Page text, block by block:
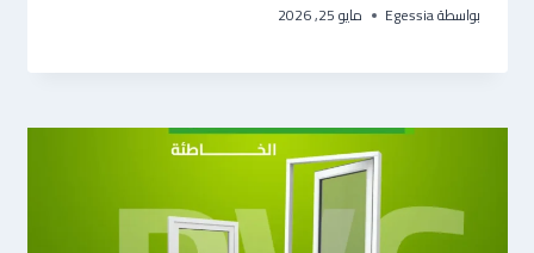
بواسطةEgessia مايو 25, 2026